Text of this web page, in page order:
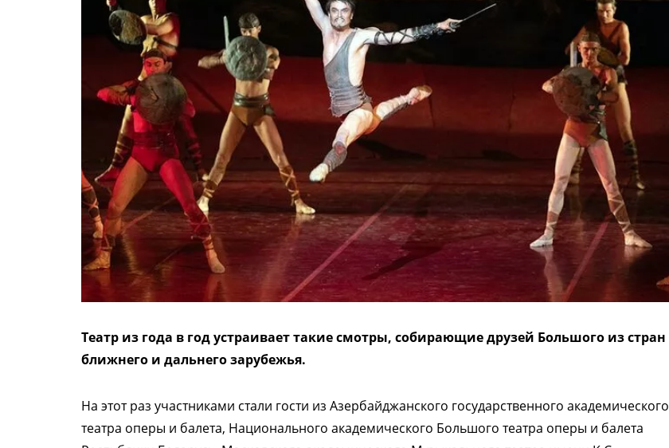
Театр из года в год устраивает такие смотры, собирающие друзей Большого из стран
ближнего и дальнего зарубежья.
На этот раз участниками стали гости из Азербайджанского государственного академического
театра оперы и балета, Национального академического Большого театра оперы и балета